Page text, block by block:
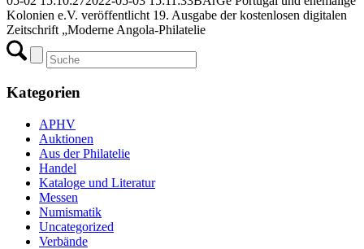
Kolonien e.V. veröffentlicht 19. Ausgabe der kostenlosen digitalen
Zeitschrift „Moderne Angola-Philatelie
Kategorien
APHV
Auktionen
Aus der Philatelie
Handel
Kataloge und Literatur
Messen
Numismatik
Uncategorized
Verbände